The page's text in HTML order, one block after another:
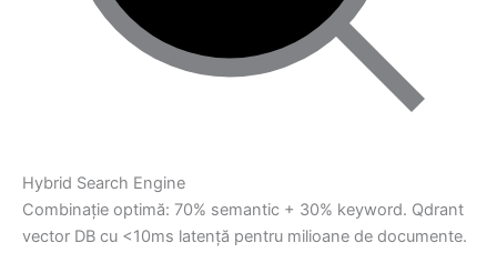
Hybrid Search Engine
Combinație optimă: 70% semantic + 30% keyword. Qdrant
vector DB cu <10ms latență pentru milioane de documente.